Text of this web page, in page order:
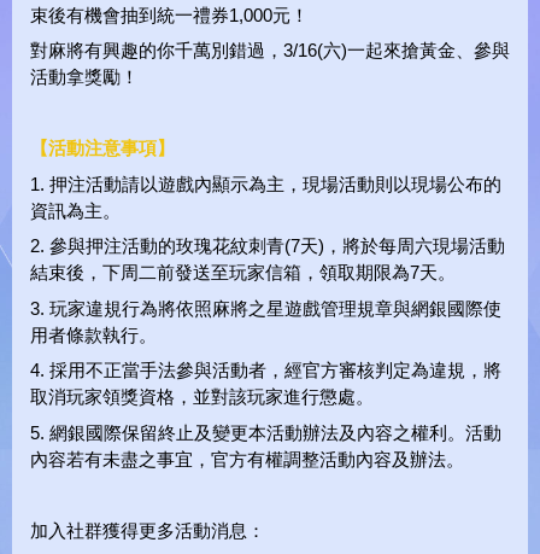
束後有機會抽到統一禮券1,000元！
對麻將有興趣的你千萬別錯過，3/16(六)一起來搶黃金、參與
活動拿獎勵！
【活動注意事項】
1. 押注活動請以遊戲內顯示為主，現場活動則以現場公布的
資訊為主。
2. 參與押注活動的玫瑰花紋刺青(7天)，將於每周六現場活動
結束後，下周二前發送至玩家信箱，領取期限為7天。
3. 玩家違規行為將依照麻將之星遊戲管理規章與網銀國際使
用者條款執行。
4. 採用不正當手法參與活動者，經官方審核判定為違規，將
取消玩家領獎資格，並對該玩家進行懲處。
5. 網銀國際保留終止及變更本活動辦法及內容之權利。活動
內容若有未盡之事宜，官方有權調整活動內容及辦法。
加入社群獲得更多活動消息：